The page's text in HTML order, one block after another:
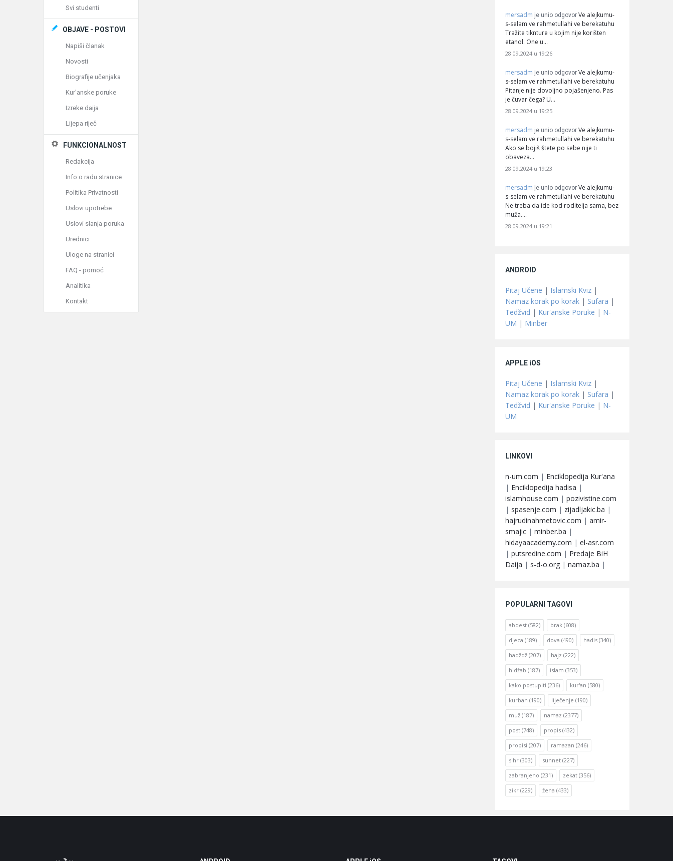
mersadm je unio odgovor Ve alejkumu-
s-selam ve rahmetullahi ve berekatuhu
Tražite tiknture u kojim nije korišten
etanol. One u…
28.09.2024 u 19:26
mersadm je unio odgovor Ve alejkumu-
s-selam ve rahmetullahi ve berekatuhu
Pitanje nije dovoljno pojašenjeno. Pas
je čuvar čega? U…
28.09.2024 u 19:25
mersadm je unio odgovor Ve alejkumu-
s-selam ve rahmetullahi ve berekatuhu
Ako se bojiš štete po sebe nije ti
obaveza…
28.09.2024 u 19:23
mersadm je unio odgovor Ve alejkumu-
s-selam ve rahmetullahi ve berekatuhu
Ne treba da ide kod roditelja sama, bez
muža.…
28.09.2024 u 19:21
ANDROID
Pitaj Učene | Islamski Kviz |
Namaz korak po korak | Sufara |
Tedžvid | Kur'anske Poruke | N-
UM | Minber
APPLE iOS
Pitaj Učene | Islamski Kviz |
Namaz korak po korak | Sufara |
Tedžvid | Kur'anske Poruke | N-
UM
LINKOVI
n-um.com | Enciklopedija Kur'ana
| Enciklopedija hadisa |
islamhouse.com | pozivistine.com
| spasenje.com | zijadljakic.ba |
hajrudinahmetovic.com | amir-
smajic | minber.ba |
hidayaacademy.com | el-asr.com
| putsredine.com | Predaje BiH
Daija | s-d-o.org | namaz.ba |
POPULARNI TAGOVI
abdest (582) brak (608)
djeca (189) dova (490) hadis (340)
hadždž (207) hajz (222)
hidžab (187) islam (353)
kako postupiti (236) kur'an (580)
kurban (190) liječenje (190)
muž (187) namaz (2377)
post (748) propis (432)
propisi (207) ramazan (246)
sihr (303) sunnet (227)
zabranjeno (231) zekat (356)
zikr (229) žena (433)
Svi studenti
OBJAVE - POSTOVI
Napiši članak
Novosti
Biografije učenjaka
Kur'anske poruke
Izreke daija
Lijepa riječ
FUNKCIONALNOST
Redakcija
Info o radu stranice
Politika Privatnosti
Uslovi upotrebe
Uslovi slanja poruka
Urednici
Uloge na stranici
FAQ - pomoć
Analitika
Kontakt